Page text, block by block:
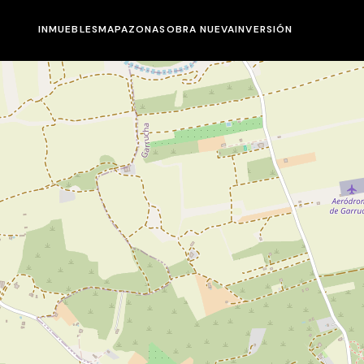
INMUEBLESMAPAZONASOBRA NUEVAINVERSIÓN
INMUEBLES
MAPA
ZONAS
OBRA NUEVA
INVERSIÓN
NOSOTROS
CONTACTO